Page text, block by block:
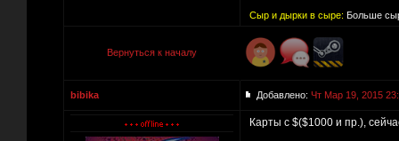
Сыр и дырки в сыре: Больше
Вернуться к началу
bibika Добавлено: Чт Мар 19, 2015
Карты с $($1000 и пр.),